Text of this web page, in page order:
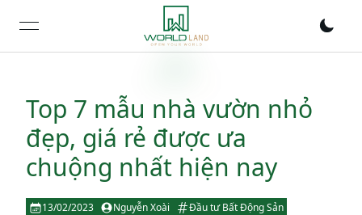
open navigation menu
Top 7 mẫu nhà vườn nhỏ
đẹp, giá rẻ được ưa
chuộng nhất hiện nay
13/02/2023 Nguyễn Xoài Đầu tư Bất Động Sản